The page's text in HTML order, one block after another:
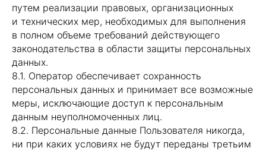
путем реализации правовых, организационных
и технических мер, необходимых для выполнения
в полном объеме требований действующего
законодательства в области защиты персональных
данных.
8.1. Оператор обеспечивает сохранность
персональных данных и принимает все возможные
меры, исключающие доступ к персональным
данным неуполномоченных лиц.
8.2. Персональные данные Пользователя никогда,
ни при каких условиях не будут переданы третьим